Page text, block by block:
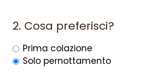
2. Cosa preferisci?
Prima colazione
Solo pernottamento